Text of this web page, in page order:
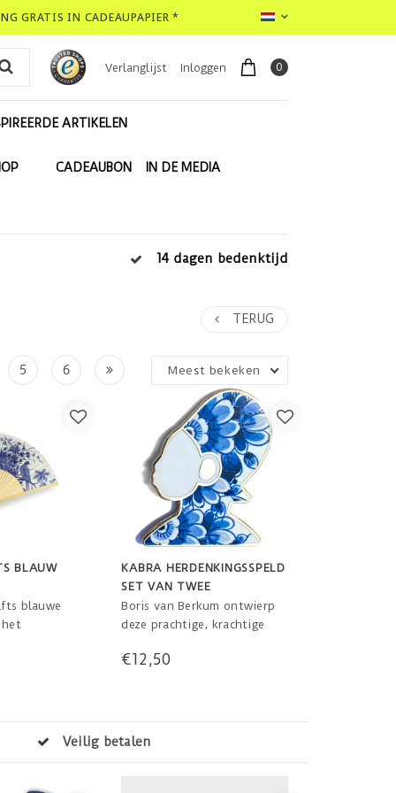
GRATIS IN CADEAUPAPIER *
Verlanglijst Inloggen 0
ARTIKELEN
CADEAUBON IN DE MEDIA
14 dagen bedenktijd
TERUG
5 6 Meest bekeken
BLAUW
blauwe
en uitleg.
KABRA HERDENKINGSSPELD
SET VAN TWEE
Boris van Berkum ontwierp
deze prachtige, krachtige
Kabra-masker ter
verwijst binnen de
€12,50
in Nederland binnen 3 dagen!